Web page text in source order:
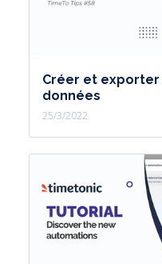
Créer et exporter
données
25/3/2022